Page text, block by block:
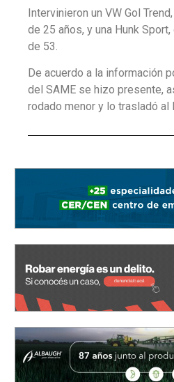
Intervinieron un VW Gol
de 25 años, y una Hunk
de 53.
De acuerdo a la información
del SAME se hizo presente,
rodado menor y lo trasladó al